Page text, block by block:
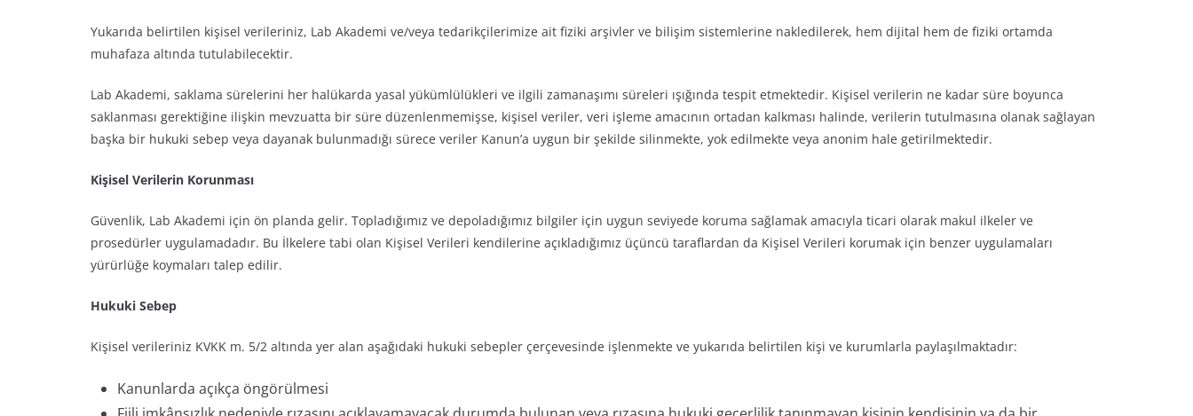
Yukarıda belirtilen kişisel verileriniz, Lab Akademi ve/veya tedarikçilerimize ait fiziki arşivler ve bilişim sistemlerine nakledilerek, hem dijital hem de fiziki ortamda
muhafaza altında tutulabilecektir.
Lab Akademi, saklama sürelerini her halükarda yasal yükümlülükleri ve ilgili zamanaşımı süreleri ışığında tespit etmektedir. Kişisel verilerin ne kadar süre boyunca
saklanması gerektiğine ilişkin mevzuatta bir süre düzenlenmemişse, kişisel veriler, veri işleme amacının ortadan kalkması halinde, verilerin tutulmasına olanak sağlayan
başka bir hukuki sebep veya dayanak bulunmadığı sürece veriler Kanun’a uygun bir şekilde silinmekte, yok edilmekte veya anonim hale getirilmektedir.
Kişisel Verilerin Korunması
Güvenlik, Lab Akademi için ön planda gelir. Topladığımız ve depoladığımız bilgiler için uygun seviyede koruma sağlamak amacıyla ticari olarak makul ilkeler ve
prosedürler uygulamadadır. Bu İlkelere tabi olan Kişisel Verileri kendilerine açıkladığımız üçüncü taraflardan da Kişisel Verileri korumak için benzer uygulamaları
yürürlüğe koymaları talep edilir.
Hukuki Sebep
Kişisel verileriniz KVKK m. 5/2 altında yer alan aşağıdaki hukuki sebepler çerçevesinde işlenmekte ve yukarıda belirtilen kişi ve kurumlarla paylaşılmaktadır:
Kanunlarda açıkça öngörülmesi